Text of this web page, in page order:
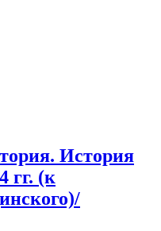
История
гг. (к